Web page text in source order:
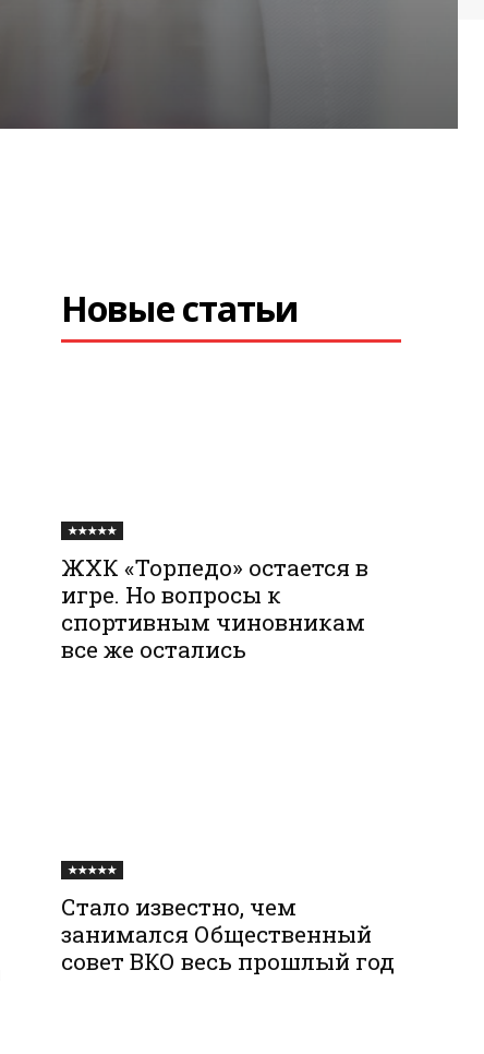
Новые статьи
★★★★★
ЖХК «Торпедо» остается в
игре. Но вопросы к
спортивным чиновникам
все же остались
★★★★★
Стало известно, чем
занимался Общественный
совет ВКО весь прошлый год